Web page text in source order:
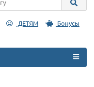
ДЕТЯМ
Бонусы